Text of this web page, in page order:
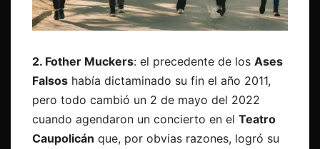
2. Fother Muckers: el precedente de los Ases
Falsos había dictaminado su fin el año 2011,
pero todo cambió un 2 de mayo del 2022
cuando agendaron un concierto en el Teatro
Caupolicán que, por obvias razones, logró su